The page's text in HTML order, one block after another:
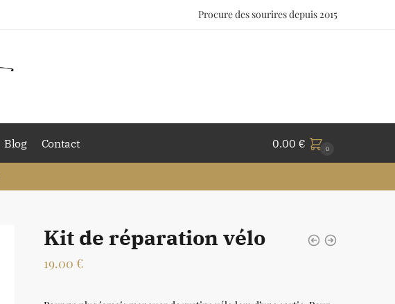
Procure des sourires depuis 2015
Blog Contact 0.00 € 0
Kit de réparation vélo
19.00 €